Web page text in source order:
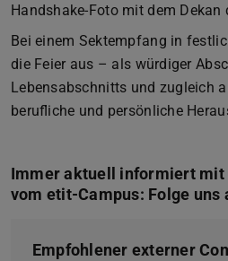
Handshake-Foto mit dem
Bei einem Sektempfang in
die Feier aus – als würdiger
Lebensabschnitts und zugleich
berufliche und persönliche
Immer aktuell informiert mit
vom etit-Campus: Folge uns
Empfohlener externer